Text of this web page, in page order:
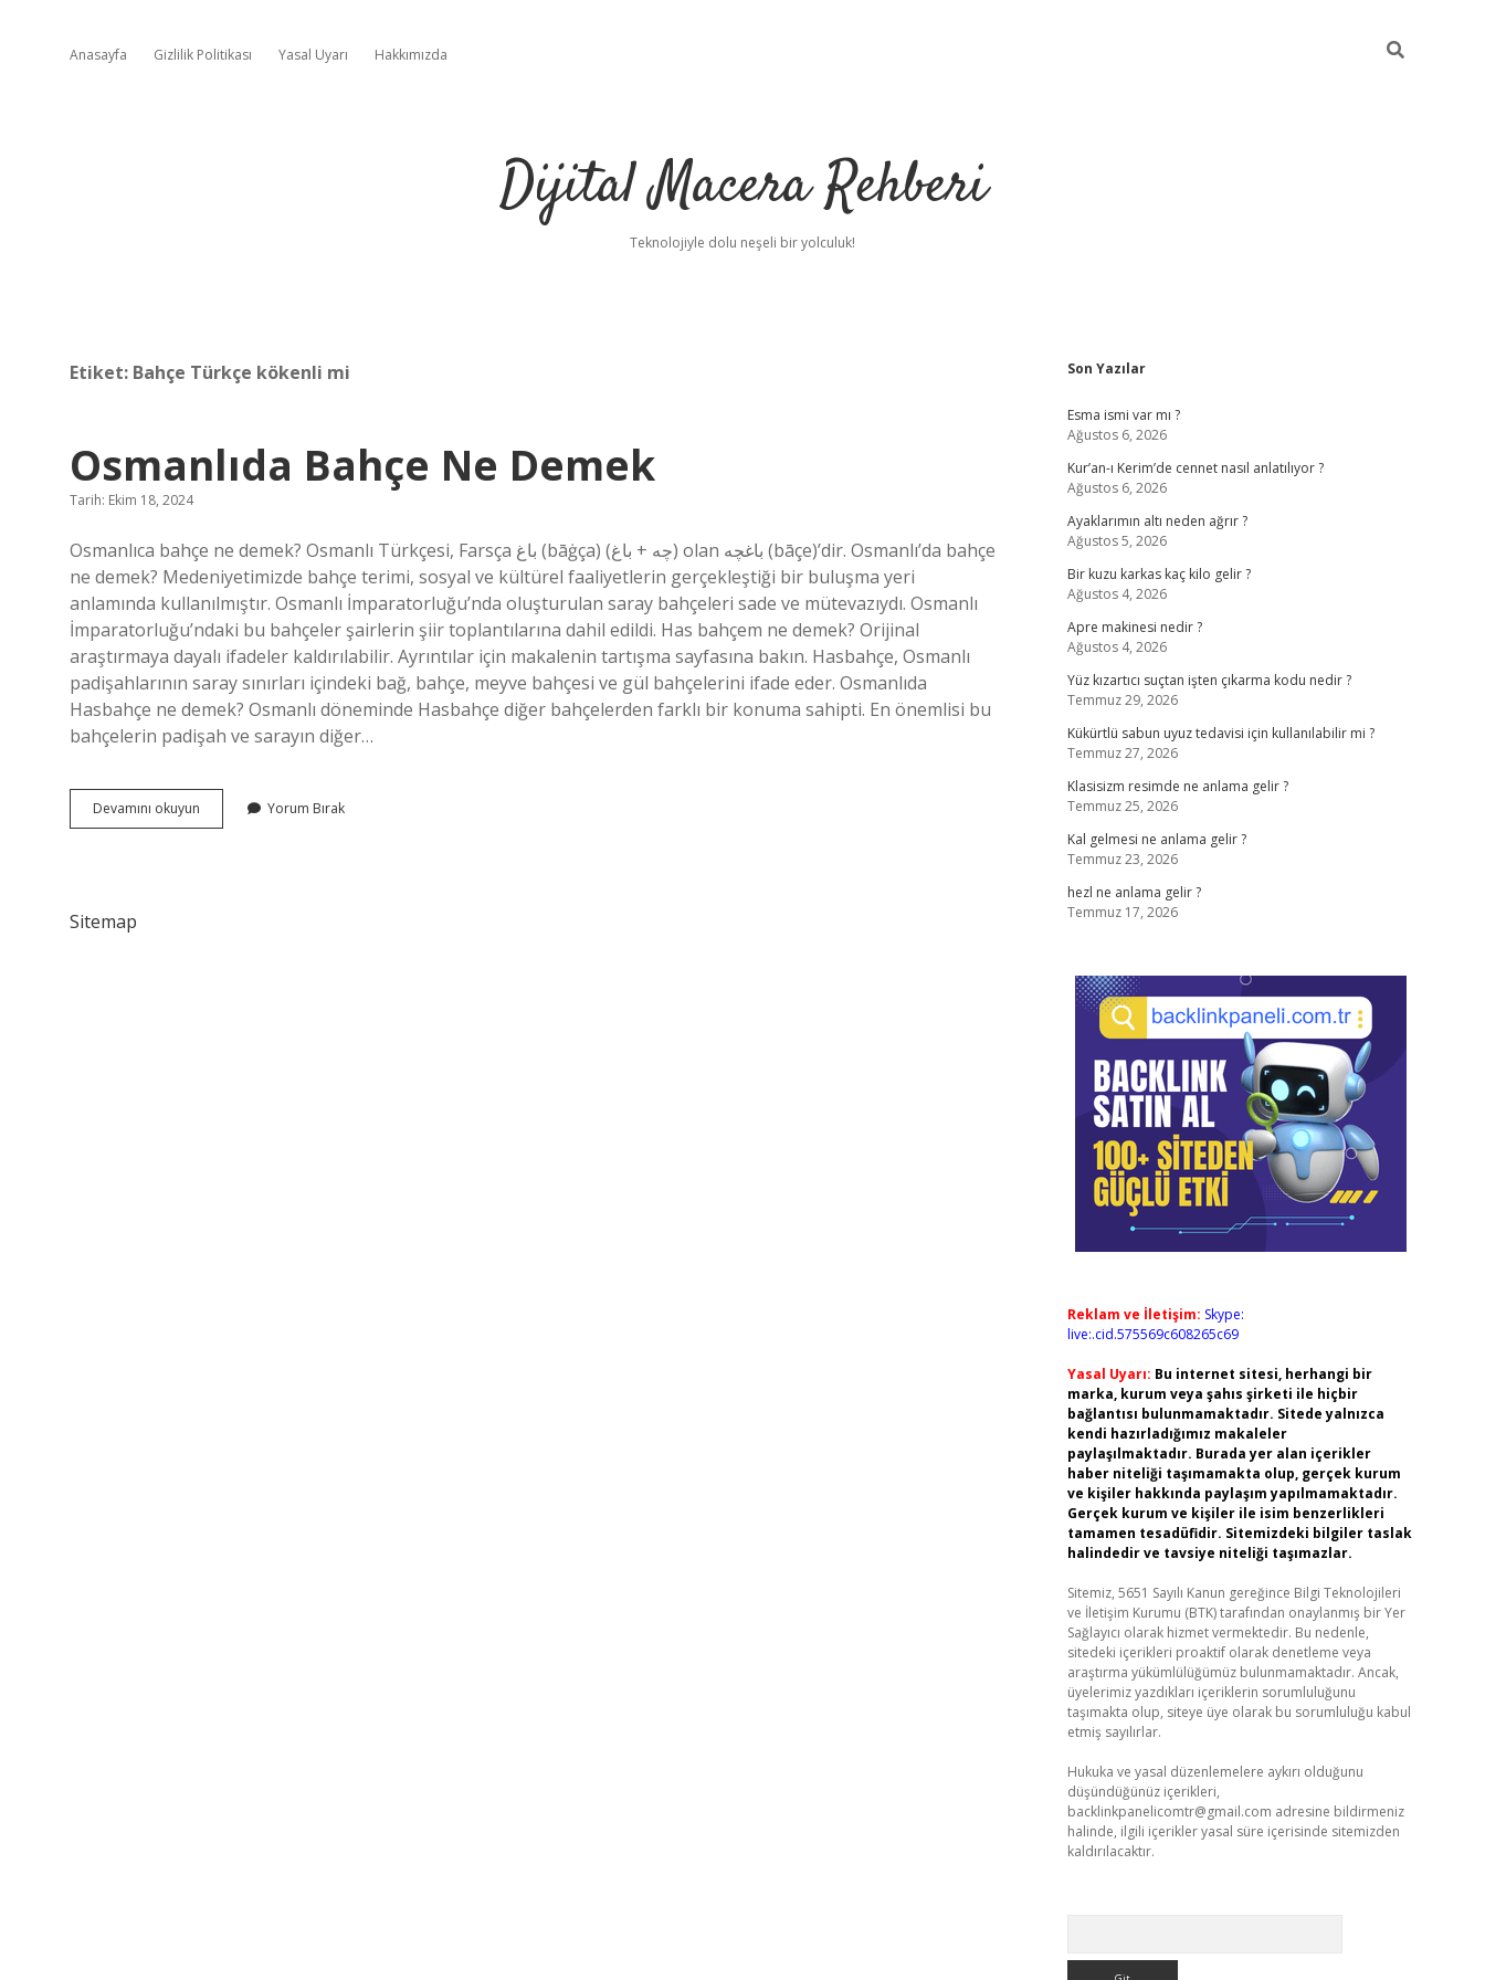
Anasayfa Gizlilik Politikası Yasal Uyarı Hakkımızda
Dijital Macera Rehberi
Teknolojiyle dolu neşeli bir yolculuk!
Etiket: Bahçe Türkçe kökenli mi
Osmanlıda Bahçe Ne Demek
Tarih: Ekim 18, 2024
Osmanlıca bahçe ne demek? Osmanlı Türkçesi, Farsça باغ‎ (bāġça) (باغ‎ + چه‎) olan باغچه‎ (bāçe)’dir. Osmanlı’da bahçe
ne demek? Medeniyetimizde bahçe terimi, sosyal ve kültürel faaliyetlerin gerçekleştiği bir buluşma yeri
anlamında kullanılmıştır. Osmanlı İmparatorluğu’nda oluşturulan saray bahçeleri sade ve mütevazıydı. Osmanlı
İmparatorluğu’ndaki bu bahçeler şairlerin şiir toplantılarına dahil edildi. Has bahçem ne demek? Orijinal
araştırmaya dayalı ifadeler kaldırılabilir. Ayrıntılar için makalenin tartışma sayfasına bakın. Hasbahçe, Osmanlı
padişahlarının saray sınırları içindeki bağ, bahçe, meyve bahçesi ve gül bahçelerini ifade eder. Osmanlıda
Hasbahçe ne demek? Osmanlı döneminde Hasbahçe diğer bahçelerden farklı bir konuma sahipti. En önemlisi bu
bahçelerin padişah ve sarayın diğer…
Devamını okuyun Osmanlıda
Bahçe
Yorum Bırak
Sitemap
Sidebar
Son Yazılar
Esma ismi var mı ?
Ağustos 6, 2026
Kur’an-ı Kerim’de cennet nasıl anlatılıyor ?
Ağustos 6, 2026
Ayaklarımın altı neden ağrır ?
Ağustos 5, 2026
Bir kuzu karkas kaç kilo gelir ?
Ağustos 4, 2026
Apre makinesi nedir ?
Ağustos 4, 2026
Yüz kızartıcı suçtan işten çıkarma kodu nedir ?
Temmuz 29, 2026
Kükürtlü sabun uyuz tedavisi için kullanılabilir mi ?
Temmuz 27, 2026
Klasisizm resimde ne anlama gelir ?
Temmuz 25, 2026
Kal gelmesi ne anlama gelir ?
Temmuz 23, 2026
hezl ne anlama gelir ?
Temmuz 17, 2026
Reklam ve İletişim: Skype:
live:.cid.575569c608265c69
Yasal Uyarı: Bu internet sitesi, herhangi bir
marka, kurum veya şahıs şirketi ile hiçbir
bağlantısı bulunmamaktadır. Sitede yalnızca
kendi hazırladığımız makaleler
paylaşılmaktadır. Burada yer alan içerikler
haber niteliği taşımamakta olup, gerçek kurum
ve kişiler hakkında paylaşım yapılmamaktadır.
Gerçek kurum ve kişiler ile isim benzerlikleri
tamamen tesadüfidir. Sitemizdeki bilgiler taslak
halindedir ve tavsiye niteliği taşımazlar.
Sitemiz, 5651 Sayılı Kanun gereğince Bilgi Teknolojileri
ve İletişim Kurumu (BTK) tarafından onaylanmış bir Yer
Sağlayıcı olarak hizmet vermektedir. Bu nedenle,
sitedeki içerikleri proaktif olarak denetleme veya
araştırma yükümlülüğümüz bulunmamaktadır. Ancak,
üyelerimiz yazdıkları içeriklerin sorumluluğunu
taşımakta olup, siteye üye olarak bu sorumluluğu kabul
etmiş sayılırlar.
Hukuka ve yasal düzenlemelere aykırı olduğunu
düşündüğünüz içerikleri,
backlinkpanelicomtr@gmail.com adresine bildirmeniz
halinde, ilgili içerikler yasal süre içerisinde sitemizden
kaldırılacaktır.